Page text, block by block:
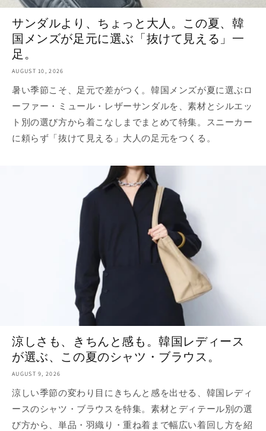
サンダルより、ちょっと大人。この夏、韓
国メンズが足元に選ぶ「抜けて見える」一
足。
AUGUST 10, 2026
暑い季節こそ、足元で差がつく。韓国メンズが夏に選ぶロ
ーファー・ミュール・レザーサンダルを、素材とシルエッ
ト別の選び方から着こなしまでまとめて特集。スニーカー
に頼らず「抜けて見える」大人の足元をつくる。
涼しさも、きちんと感も。韓国レディース
が選ぶ、この夏のシャツ・ブラウス。
AUGUST 9, 2026
涼しい季節の変わり目にきちんと感を出せる、韓国レディ
ースのシャツ・ブラウスを特集。素材とディテール別の選
び方から、単品・羽織り・重ね着まで幅広い着回し方を紹